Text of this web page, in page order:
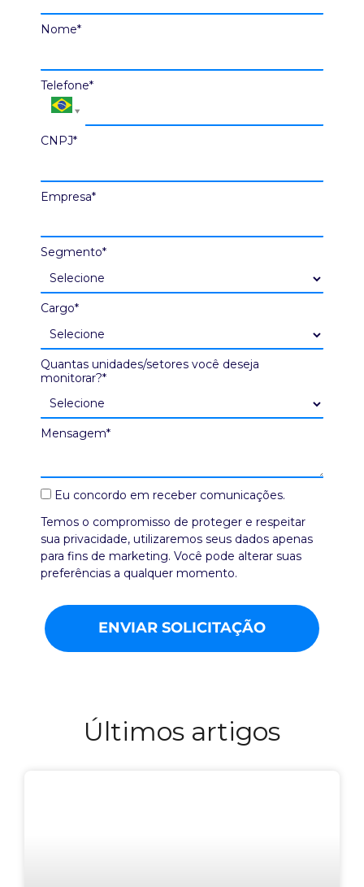
Nome*
Telefone*
CNPJ*
Empresa*
Segmento*
Cargo*
Quantas unidades/setores você deseja
monitorar?*
Mensagem*
Eu concordo em receber comunicações.
Temos o compromisso de proteger e respeitar
sua privacidade, utilizaremos seus dados apenas
para fins de marketing. Você pode alterar suas
preferências a qualquer momento.
ENVIAR SOLICITAÇÃO
Últimos artigos